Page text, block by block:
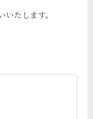
たします。